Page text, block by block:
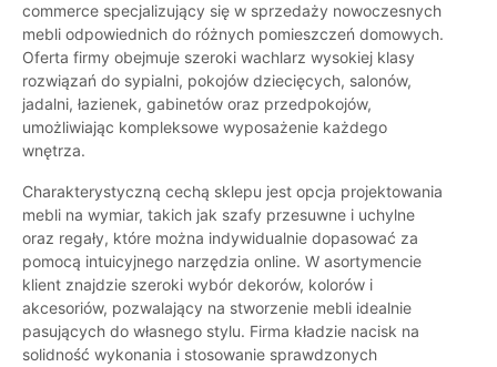
commerce specjalizujący się w sprzedaży nowoczesnych
mebli odpowiednich do różnych pomieszczeń domowych.
Oferta firmy obejmuje szeroki wachlarz wysokiej klasy
rozwiązań do sypialni, pokojów dziecięcych, salonów,
jadalni, łazienek, gabinetów oraz przedpokojów,
umożliwiając kompleksowe wyposażenie każdego
wnętrza.
Charakterystyczną cechą sklepu jest opcja projektowania
mebli na wymiar, takich jak szafy przesuwne i uchylne
oraz regały, które można indywidualnie dopasować za
pomocą intuicyjnego narzędzia online. W asortymencie
klient znajdzie szeroki wybór dekorów, kolorów i
akcesoriów, pozwalający na stworzenie mebli idealnie
pasujących do własnego stylu. Firma kładzie nacisk na
solidność wykonania i stosowanie sprawdzonych